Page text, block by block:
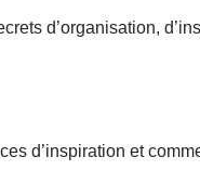
d’organisation,
d’inspiration et